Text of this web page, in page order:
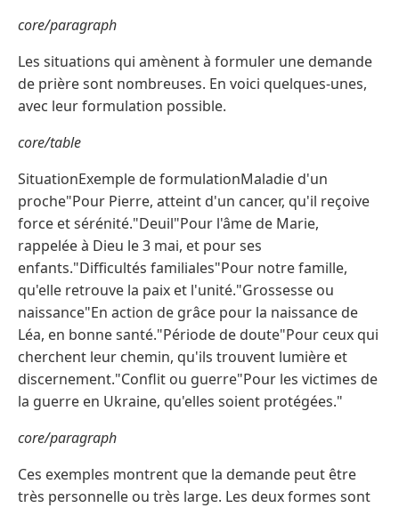
core/paragraph
Les situations qui amènent à formuler une demande
de prière sont nombreuses. En voici quelques-unes,
avec leur formulation possible.
core/table
SituationExemple de formulationMaladie d'un
proche"Pour Pierre, atteint d'un cancer, qu'il reçoive
force et sérénité."Deuil"Pour l'âme de Marie,
rappelée à Dieu le 3 mai, et pour ses
enfants."Difficultés familiales"Pour notre famille,
qu'elle retrouve la paix et l'unité."Grossesse ou
naissance"En action de grâce pour la naissance de
Léa, en bonne santé."Période de doute"Pour ceux qui
cherchent leur chemin, qu'ils trouvent lumière et
discernement."Conflit ou guerre"Pour les victimes de
la guerre en Ukraine, qu'elles soient protégées."
core/paragraph
Ces exemples montrent que la demande peut être
très personnelle ou très large. Les deux formes sont